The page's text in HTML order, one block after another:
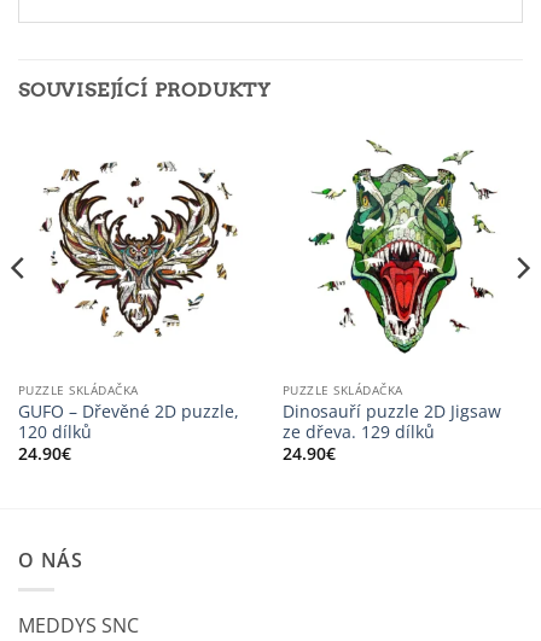
SOUVISEJÍCÍ PRODUKTY
PUZZLE SKLÁDAČKA
GUFO – Dřevěné 2D puzzle,
120 dílků
24.90€
PUZZLE SKLÁDAČKA
Dinosauří puzzle 2D Jigsaw
ze dřeva. 129 dílků
24.90€
O NÁS
MEDDYS SNC